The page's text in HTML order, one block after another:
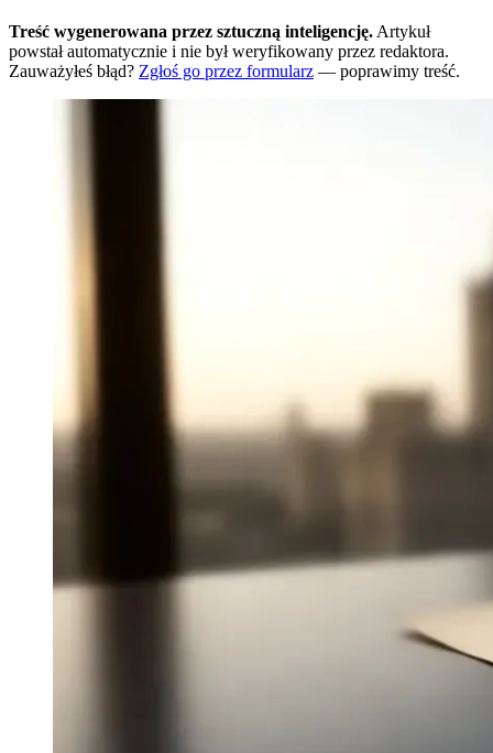
Treść wygenerowana przez sztuczną inteligencję. Artykuł
powstał automatycznie i nie był weryfikowany przez redaktora.
Zauważyłeś błąd? Zgłoś go przez formularz — poprawimy treść.